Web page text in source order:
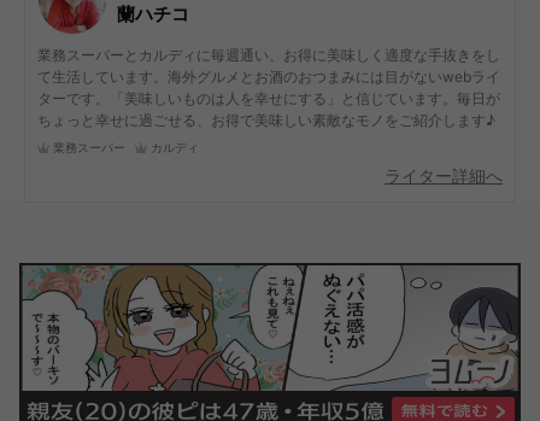
蘭ハチコ
業務スーパーとカルディに毎週通い、お得に美味しく適度な手抜きをし
て生活しています。海外グルメとお酒のおつまみには目がないwebライ
ターです。「美味しいものは人を幸せにする」と信じています。毎日が
ちょっと幸せに過ごせる、お得で美味しい素敵なモノをご紹介します♪
業務スーパー カルディ
ライター詳細へ